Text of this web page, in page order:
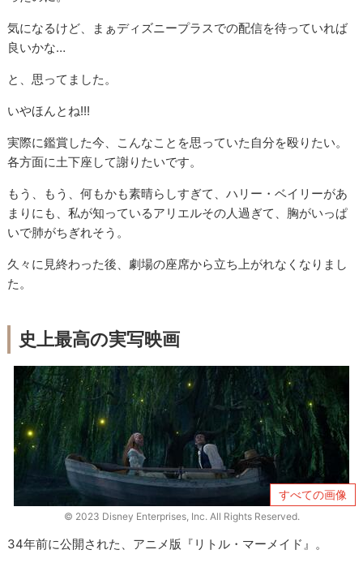
気になるけど、まぁディズニープラスでの配信を待っていれば
良いかな…
と、思ってました。
いやほんとね!!!
実際に鑑賞した今、こんなことを思っていた自分を殴りたい。
各方面に土下座して謝りたいです。
もう、もう、何もかも素晴らしすぎて、ハリー・ベイリーがあ
まりにも、私が知っているアリエルその人過ぎて、胸がいっぱ
いで肺がちぎれそう。
久々に見終わった後、劇場の座席から立ち上がれなくなりまし
た。
史上最高の実写映画
すべての画像
© 2023 Disney Enterprises, Inc. All Rights Reserved.
34年前に公開された、アニメ版『リトル・マーメイド』。